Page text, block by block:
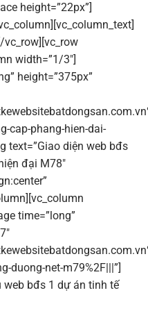
height=”22px”]
width=”1/3″]
height=”375px”
cap-phang-hien-dai-
text=”Giao diện web bđs
đại M78″
time=”long”
duong-net-m79%2F|||”]
web bđs 1 dự án tinh tế